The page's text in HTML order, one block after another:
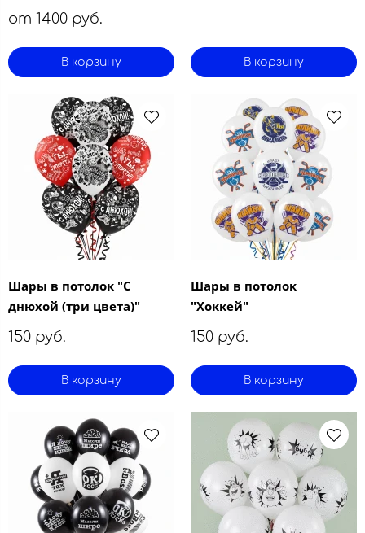
от 1400 руб.
В корзину В корзину
Шары в потолок "С
днюхой (три цвета)"
150 руб.
В корзину
Шары в потолок
"Хоккей"
150 руб.
В корзину